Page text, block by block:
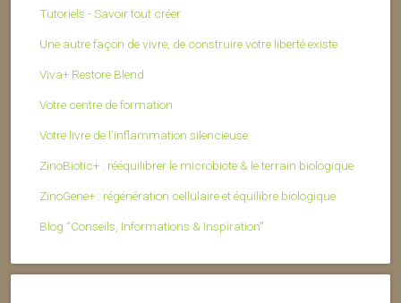
Tutoriels - Savoir tout créer
Une autre façon de vivre, de construire votre liberté existe
Viva+ Restore Blend
Votre centre de formation
Votre livre de l’inflammation silencieuse
ZinoBiotic+ : rééquilibrer le microbiote & le terrain biologique
ZinoGene+ : régénération cellulaire et équilibre biologique
Blog “Conseils, Informations & Inspiration”